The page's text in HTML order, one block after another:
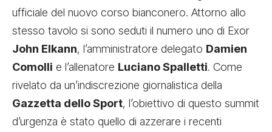
ufficiale del nuovo corso bianconero. Attorno allo
stesso tavolo si sono seduti il numero uno di Exor
John Elkann, l’amministratore delegato Damien
Comolli e l’allenatore Luciano Spalletti. Come
rivelato da un’indiscrezione giornalistica della
Gazzetta dello Sport, l’obiettivo di questo summit
d’urgenza è stato quello di azzerare i recenti